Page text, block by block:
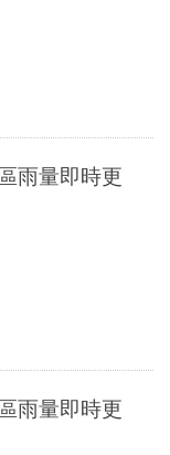
雨量即時更
雨量即時更